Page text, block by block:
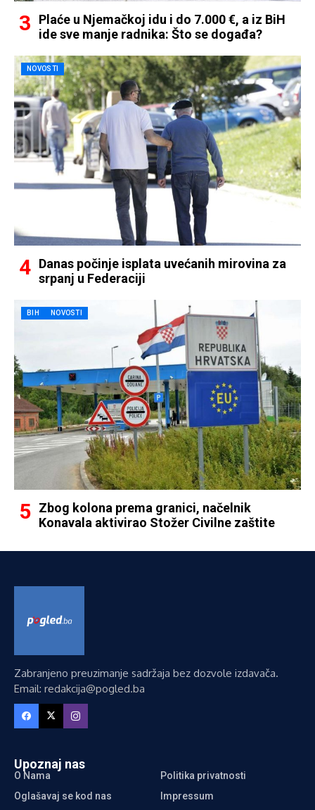
Plaće u Njemačkoj idu i do 7.000 €, a iz BiH
ide sve manje radnika: Što se događa?
NOVOSTI
Danas počinje isplata uvećanih mirovina za
srpanj u Federaciji
BIH NOVOSTI
Zbog kolona prema granici, načelnik
Konavala aktivirao Stožer Civilne zaštite
Zabranjeno preuzimanje sadržaja bez dozvole izdavača.
Email: redakcija@pogled.ba
Upoznaj nas
O Nama
Politika privatnosti
Oglašavaj se kod nas
Impressum